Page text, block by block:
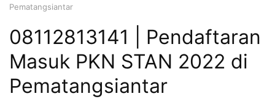
Pematangsiantar
08112813141 | Pendaftaran
Masuk PKN STAN 2022 di
Pematangsiantar